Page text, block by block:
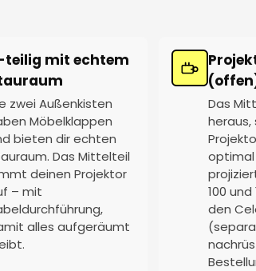
mit echtem
zwei Außenkisten
Möbelklappen
bieten dir echten
Das Mittelteil
deinen Projektor
– mit
alles aufgeräumt
Das
heraus,
100
den